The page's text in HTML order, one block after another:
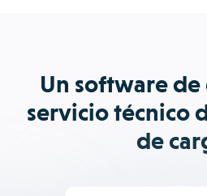
Un software
servicio técnico
de